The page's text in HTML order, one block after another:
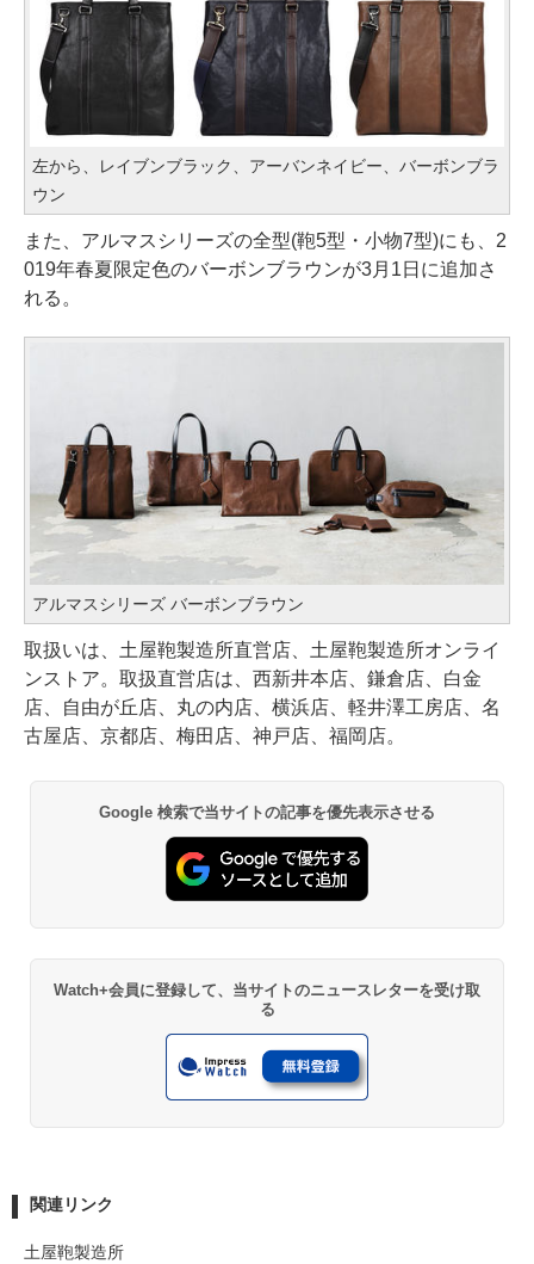
左から、レイブンブラック、アーバンネイビー、バーボンブラ
ウン
また、アルマスシリーズの全型(鞄5型・小物7型)にも、2
019年春夏限定色のバーボンブラウンが3月1日に追加さ
れる。
アルマスシリーズ バーボンブラウン
取扱いは、土屋鞄製造所直営店、土屋鞄製造所オンライ
ンストア。取扱直営店は、西新井本店、鎌倉店、白金
店、自由が丘店、丸の内店、横浜店、軽井澤工房店、名
古屋店、京都店、梅田店、神戸店、福岡店。
Google 検索で当サイトの記事を優先表示させる
Watch+会員に登録して、当サイトのニュースレターを受け取
る
関連リンク
土屋鞄製造所